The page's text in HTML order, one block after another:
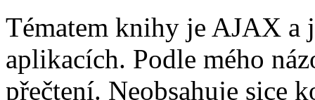
Tématem knihy je AJAX
aplikacích. Podle mého
přečtení. Neobsahuje sice